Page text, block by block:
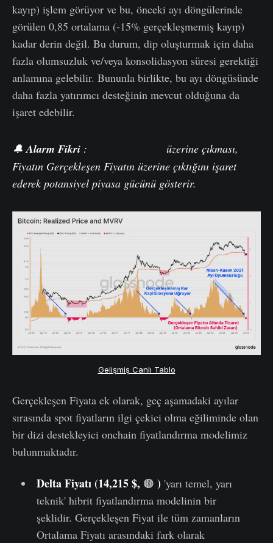
kayıp) işlem görüyor ve bu, önceki ayı döngülerinde
görülen 0,85 ortalama (-15% gerçekleşmemiş kayıp)
kadar derin değil. Bu durum, dip oluşturmak için daha
fazla olumsuzluk ve/veya konsolidasyon süresi gerektiği
anlamına gelebilir. Bununla birlikte, bu ayı döngüsünde
daha fazla yatırımcı desteğinin mevcut olduğuna da
işaret edebilir.
🔔 Alarm Fikri :
üzerine çıkması,
Fiyatın Gerçekleşen Fiyatın üzerine çıktığını işaret
ederek potansiyel piyasa gücünü gösterir.
Gelişmiş Canlı Tablo
Gerçekleşen Fiyata ek olarak, geç aşamadaki ayılar
sırasında spot fiyatların ilgi çekici olma eğiliminde olan
bir dizi destekleyici onchain fiyatlandırma modelimiz
bulunmaktadır.
Delta Fiyatı (14,215 $, 🟤 ) 'yarı temel, yarı
teknik' hibrit fiyatlandırma modelinin bir
şeklidir. Gerçekleşen Fiyat ile tüm zamanların
Ortalama Fiyatı arasındaki fark olarak